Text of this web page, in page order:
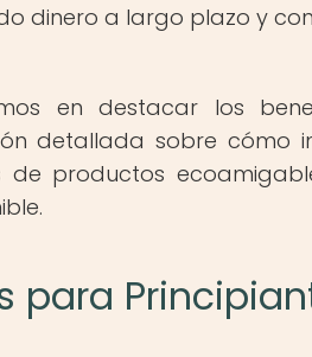
dinero a largo plazo y
en destacar los
detallada sobre cómo
de productos
para